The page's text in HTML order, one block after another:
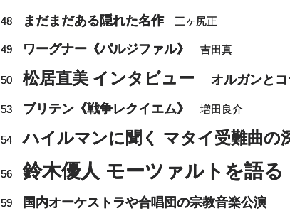
48 まだまだある隠れた名作三ヶ尻正
49 ワーグナー《パルジファル》 吉田真
50 松居直美 インタビュー オルガンと
53 ブリテン《戦争レクイエム》 増田良介
54ハイルマンに聞く マタイ受難曲の
56鈴木優人 モーツァルトを語る
59 国内オーケストラや合唱団の宗教音楽公演